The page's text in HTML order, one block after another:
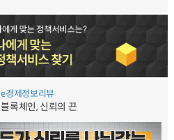
e경제정보리뷰
블록체인, 신뢰의 끈